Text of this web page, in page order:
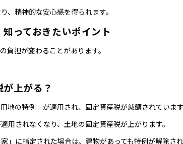
、精神的な安心感を得られます。
っておきたいポイント
負担が変わることがあります。
上がる？
地の特例」が適用され、固定資産税が減額されています
用されなくなり、土地の固定資産税が上がります。
」に指定された場合は、建物があっても特例が解除され